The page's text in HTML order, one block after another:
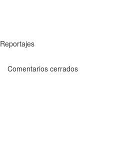
Reportajes
Comentarios cerrados